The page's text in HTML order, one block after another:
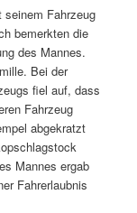
seinem Fahrzeug
bemerkten die
des Mannes.
Bei der
fiel auf, dass
Fahrzeug
abgekratzt
Mannes ergab
Fahrerlaubnis